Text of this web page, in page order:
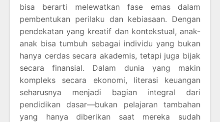
bisa berarti melewatkan fase emas dalam
pembentukan perilaku dan kebiasaan. Dengan
pendekatan yang kreatif dan kontekstual, anak-
anak bisa tumbuh sebagai individu yang bukan
hanya cerdas secara akademis, tetapi juga bijak
secara finansial. Dalam dunia yang makin
kompleks secara ekonomi, literasi keuangan
seharusnya menjadi bagian integral dari
pendidikan dasar—bukan pelajaran tambahan
yang hanya diberikan saat mereka sudah